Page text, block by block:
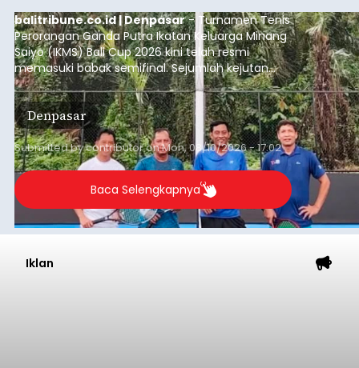
balitribune.co.id | Denpasar- Turnamen Tenis
Perorangan Ganda Putra Ikatan Keluarga Minang
Saiyo (IKMS) Bali Cup 2026 kini telah resmi
memasuki babak semifinal. Sejumlah kejutan
mewarnai babak delapan besar yang digelar di
Lapangan Tenis Telkom Denpasar pada Minggu,
9 Agustus 2026.
Denpasar
Submitted bycontributoronMon, 08/10/2026 - 17:02
Baca Selengkapnya
Iklan